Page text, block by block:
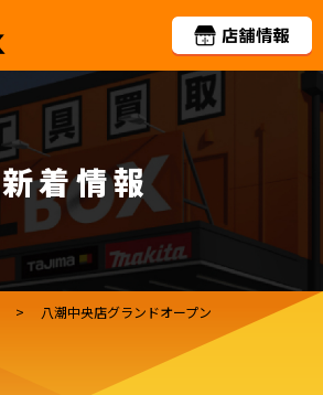
新着情報
> 八潮中央店グランドオープン